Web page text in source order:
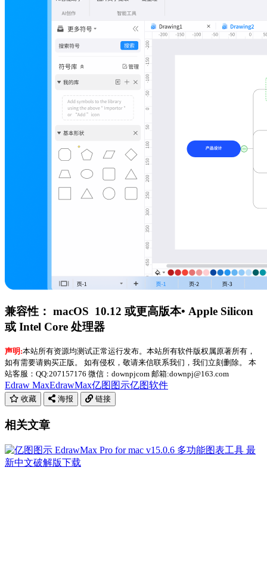
兼容性： macOS 10.12 或更高版本• Apple Silicon
或 Intel Core 处理器
声明:本站所有资源均测试正常运行发布。本站所有软件版权属原著所有，
如有需要请购买正版。 如有侵权，敬请来信联系我们，我们立刻删除。 本
站客服：QQ:207157176 微信：downpjcom 邮箱:downpj@163.com
Edraw MaxEdrawMax亿图图示亿图软件
收藏 海报 链接
相关文章